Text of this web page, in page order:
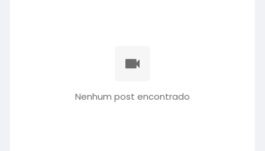
Nenhum post encontrado